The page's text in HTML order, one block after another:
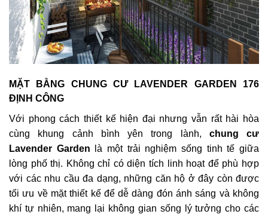
MẶT BẰNG CHUNG CƯ LAVENDER GARDEN 176
ĐỊNH CÔNG
Với phong cách thiết kế hiện đại nhưng vẫn rất hài hòa
cùng khung cảnh bình yên trong lành, chung cư
Lavender Garden là một trải nghiệm sống tinh tế giữa
lòng phố thị. Không chỉ có diện tích linh hoạt để phù hợp
với các nhu cầu đa dạng, những căn hộ ở đây còn được
tối ưu về mặt thiết kế để dễ dàng đón ánh sáng và không
khí tự nhiên, mang lại không gian sống lý tưởng cho các